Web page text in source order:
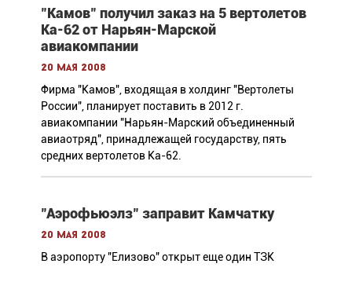
"Камов" получил заказ на 5 вертолетов
Ка-62 от Нарьян-Марской
авиакомпании
20 мая 2008
Фирма "Камов", входящая в холдинг "Вертолеты
России", планирует поставить в 2012 г.
авиакомпании "Нарьян-Марский объединенный
авиаотряд", принадлежащей государству, пять
средних вертолетов Ка-62.
"Аэрофьюэлз" заправит Камчатку
20 мая 2008
В аэропорту "Елизово" открыт еще один ТЗК